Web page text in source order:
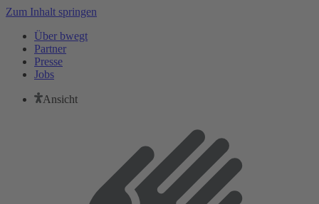
Zum Inhalt springen
Über bwegt
Partner
Presse
Jobs
Ansicht